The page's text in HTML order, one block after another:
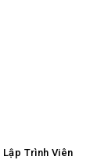
Trình Viên